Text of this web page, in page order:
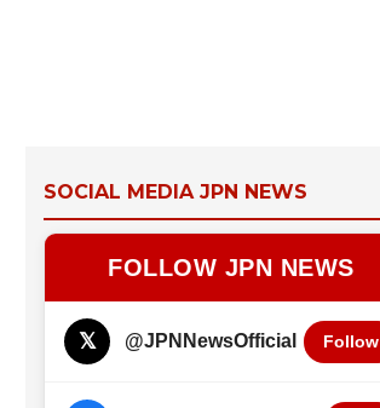
SOCIAL MEDIA JPN NEWS
FOLLOW JPN NEWS
𝕏 @JPNNewsOfficial Follow